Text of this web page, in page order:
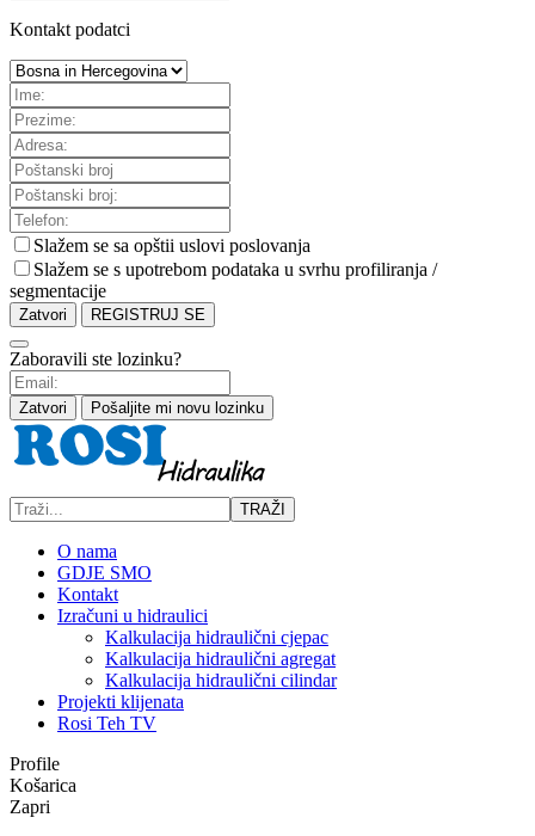
Kontakt podatci
Slažem se sa opštii uslovi poslovanja
Slažem se s upotrebom podataka u svrhu profiliranja /
segmentacije
Zatvori REGISTRUJ SE
Zaboravili ste lozinku?
Zatvori Pošaljite mi novu lozinku
TRAŽI
O nama
GDJE SMO
Kontakt
Izračuni u hidraulici
Kalkulacija hidraulični cjepac
Kalkulacija hidraulični agregat
Kalkulacija hidraulični cilindar
Projekti klijenata
Rosi Teh TV
Profile
Košarica
Zapri